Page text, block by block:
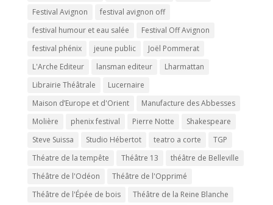
Festival Avignon
festival avignon off
festival humour et eau salée
Festival Off Avignon
festival phénix
jeune public
Joël Pommerat
L'Arche Editeur
lansman editeur
Lharmattan
Librairie Théâtrale
Lucernaire
Maison d’Europe et d'Orient
Manufacture des Abbesses
Molière
phenix festival Pierre Notte
Shakespeare
Steve Suissa
Studio Hébertot teatro a corte
TGP
Théatre de la tempête
Théâtre 13
théâtre de Belleville
Théâtre de l'Odéon
Théâtre de l'Opprimé
Théâtre de l'Épée de bois
Théâtre de la Reine Blanche